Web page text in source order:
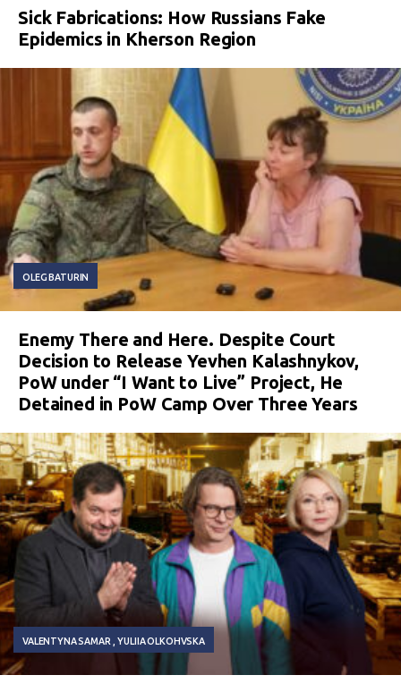
Sick Fabrications: How Russians Fake
Epidemics in Kherson Region
OLEG BATURIN
Enemy There and Here. Despite Court
Decision to Release Yevhen Kalashnykov,
PoW under “I Want to Live” Project, He
Detained in PoW Camp Over Three Years
VALENTYNA SAMAR YULIIA OLKOHVSKA